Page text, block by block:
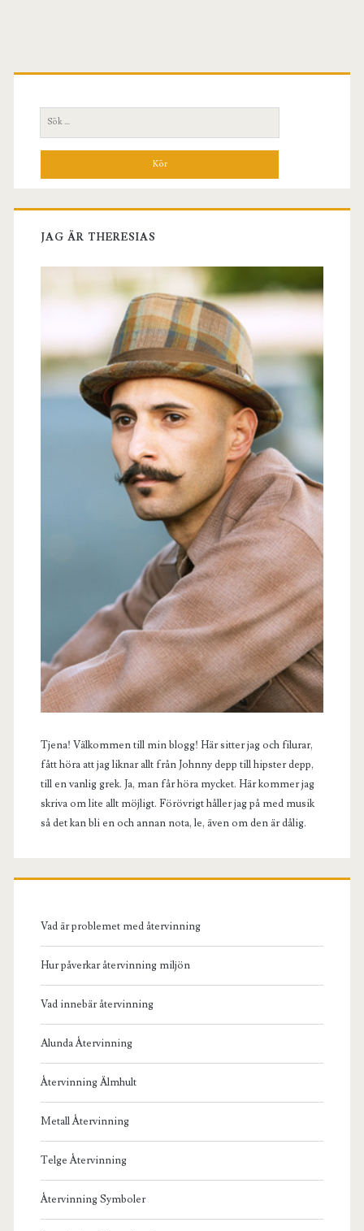
Primär
sidopanel
Sök
efter:
JAG ÄR THERESIAS
Tjena! Välkommen till min blogg! Här sitter jag och filurar,
fått höra att jag liknar allt från Johnny depp till hipster depp,
till en vanlig grek. Ja, man får höra mycket. Här kommer jag
skriva om lite allt möjligt. Förövrigt håller jag på med musik
så det kan bli en och annan nota, le, även om den är dålig.
Vad är problemet med återvinning
Hur påverkar återvinning miljön
Vad innebär återvinning
Alunda Återvinning
Återvinning Älmhult
Metall Återvinning
Telge Återvinning
Återvinning Symboler